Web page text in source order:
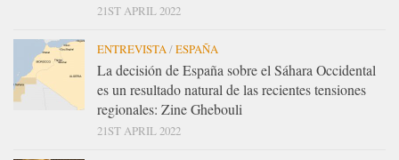
21ST APRIL 2022
ENTREVISTA/ESPAÑA
La decisión de España sobre el Sáhara Occidental
es un resultado natural de las recientes tensiones
regionales: Zine Ghebouli
21ST APRIL 2022